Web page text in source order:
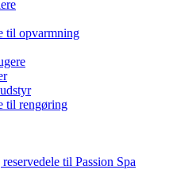
til opvarmning
til rengøring
til Passion Spa